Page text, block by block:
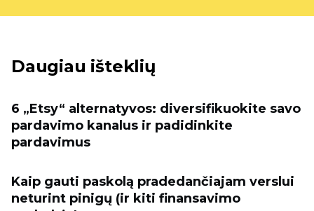
Daugiau išteklių
6 „Etsy“ alternatyvos: diversifikuokite savo
pardavimo kanalus ir padidinkite
pardavimus
Kaip gauti paskolą pradedančiajam verslui
neturint pinigų (ir kiti finansavimo